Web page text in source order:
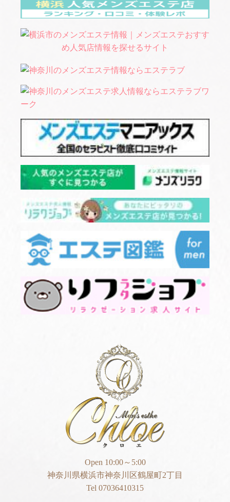
Open 10:00～5:00
神奈川県横浜市神奈川区鶴屋町2丁目
Tel 07036410315